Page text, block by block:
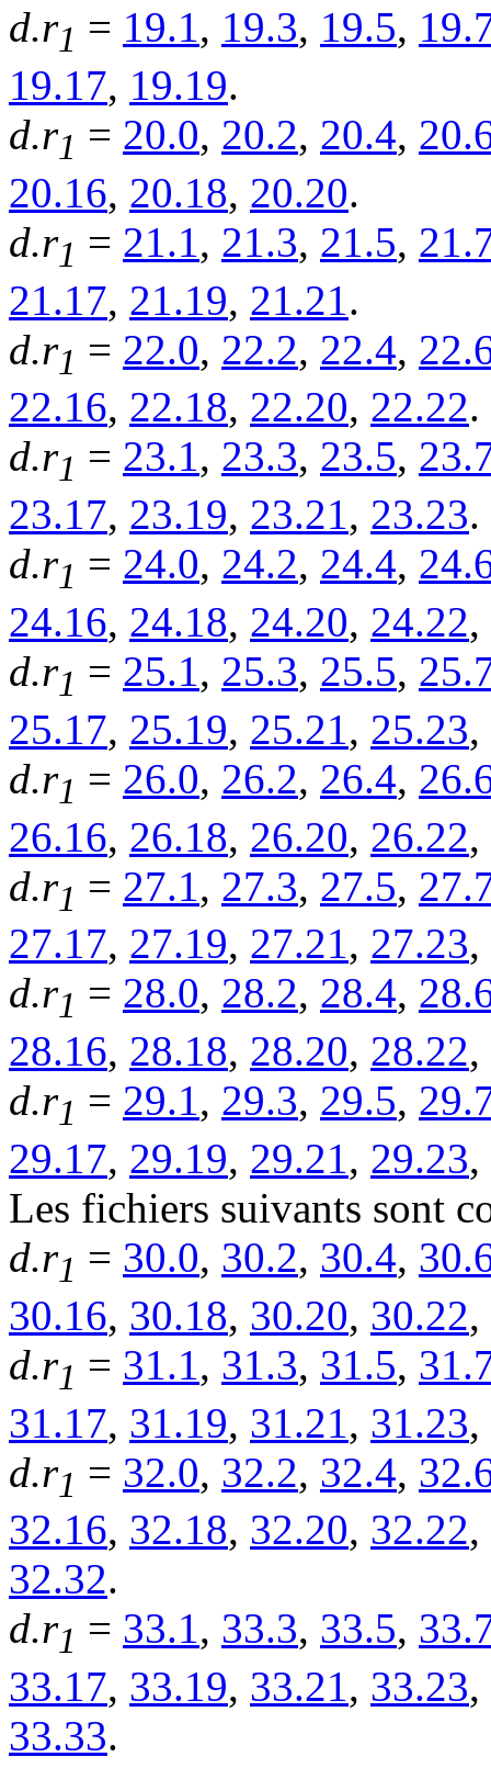
d.r1 = 19.1, 19.3, 19.5,
19.17, 19.19.
d.r1 = 20.0, 20.2, 20.4,
20.16, 20.18, 20.20.
d.r1 = 21.1, 21.3, 21.5,
21.17, 21.19, 21.21 .
d.r1 = 22.0, 22.2, 22.4,
22.16, 22.18, 22.20, 22.22.
d.r1 = 23.1, 23.3, 23.5,
23.17, 23.19, 23.21, 23.23.
d.r1 = 24.0, 24.2, 24.4,
24.16, 24.18, 24.20, 24.22,
d.r1 = 25.1, 25.3, 25.5,
25.17, 25.19, 25.21, 25.23,
d.r1 = 26.0, 26.2, 26.4,
26.16, 26.18, 26.20, 26.22,
d.r1 = 27.1 , 27.3, 27.5,
27.17, 27.19, 27.21, 27.23,
d.r1 = 28.0, 28.2, 28.4,
28.16, 28.18, 28.20, 28.22,
d.r1 = 29.1, 29.3, 29.5,
29.17, 29.19, 29.21, 29.23,
Les fichiers suivants sont
d.r1 = 30.0, 30.2, 30.4,
30.16, 30.18, 30.20, 30.22,
d.r1 = 31.1, 31.3, 31.5,
31.17, 31.19, 31.21, 31.23,
d.r1 = 32.0, 32.2, 32.4,
32.16, 32.18, 32.20, 32.22,
32.32.
d.r1 = 33.1, 33.3, 33.5,
33.17, 33.19, 33.21, 33.23,
33.33.